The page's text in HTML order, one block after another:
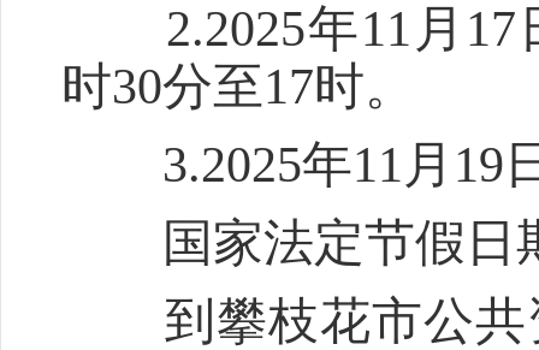
2.2025年11月17
时30分至17时。
3.2025年11月19日
国家法定节假日
到攀枝花市公共